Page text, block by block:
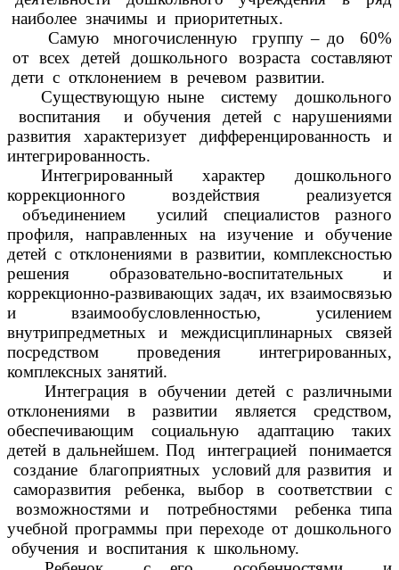
наиболее значимы и приоритетных.
Самую многочисленную группу – до 60%
от всех детей дошкольного возраста составляют
дети с отклонением в речевом развитии.
Существующую ныне систему дошкольного
воспитания и обучения детей с нарушениями
развития характеризует дифференцированность и
интегрированность.
Интегрированный характер дошкольного
коррекционного воздействия реализуется
объединением усилий специалистов разного
профиля, направленных на изучение и обучение
детей с отклонениями в развитии, комплексностью
решения образовательно-воспитательных и
коррекционно-развивающих задач, их взаимосвязью
и взаимообусловленностью, усилением
внутрипредметных и междисциплинарных связей
посредством проведения интегрированных,
комплексных занятий.
Интеграция в обучении детей с различными
отклонениями в развитии является средством,
обеспечивающим социальную адаптацию таких
детей в дальнейшем. Под интеграцией понимается
создание благоприятных условий для развития и
саморазвития ребенка, выбор в соответствии с
возможностями и потребностями ребенка типа
учебной программы при переходе от дошкольного
обучения и воспитания к школьному.